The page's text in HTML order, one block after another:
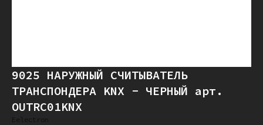
9025 НАРУЖНЫЙ СЧИТЫВАТЕЛЬ
ТРАНСПОНДЕРА KNX - ЧЕРНЫЙ арт.
OUTRC01KNX
Eelectron